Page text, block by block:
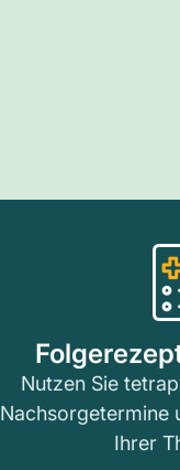
Nutzen Sie
Nachsorgetermine
Ihrer